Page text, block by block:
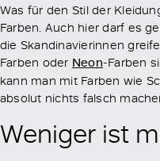
Was für den Stil der
Farben. Auch hier darf es
die Skandinavierinnen
Farben oder Neon-Farben
kann man mit Farben wie
absolut nichts falsch
Weniger ist